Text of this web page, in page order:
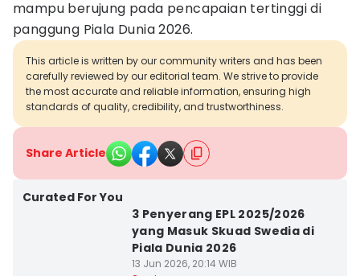
mampu berujung pada pencapaian tertinggi di
panggung Piala Dunia 2026.
This article is written by our community writers and has been
carefully reviewed by our editorial team. We strive to provide
the most accurate and reliable information, ensuring high
standards of quality, credibility, and trustworthiness.
Share Article
Curated For You
3 Penyerang EPL 2025/2026
yang Masuk Skuad Swedia di
Piala Dunia 2026
13 Jun 2026, 20:14 WIB